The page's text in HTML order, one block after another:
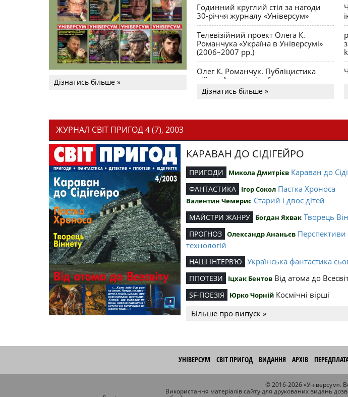
Дізнатись більше »
Годинний круглий стіл за нагоди
30-річчя журналу «Універсум»
Телевізійний проект Олега К.
Романчука «Україна в Універсумі»
(2006–2007 рр.)
Олег К. Романчук. Публіцистика
війни. Акценти і табу
Дізнатись більше »
ЖУРНАЛ СВІТ ПРИГОД 4 (7), 2003
КАРАВАН ДО СІДІГЕЙРО
ПРИГОДИ Микола Дмитрієв Караван до
ФАНТАСТИКА Ігор Сокол Пастка Хроноса
Валентин Чемерис Старий і двоє дітей
МАЙСТРИ ЖАНРУ Богдан Яхвак Творець
ПРОГНОЗ Олександр Ананьєв
технологій
НАШІ ІНТЕРВ’Ю Українська фантастика
ГІПОТЕЗИ Іцхак Бентов Від атома до
SF-ПОЕЗІЯ Юрко Чорній Космічні вірші
Більше про випуск »
УНІВЕРСУМ СВІТ ПРИГОД ВИДАННЯ АРХІВ
© 2016-2026 «Універсум».
Використання матеріалів сайту для друкованих видань